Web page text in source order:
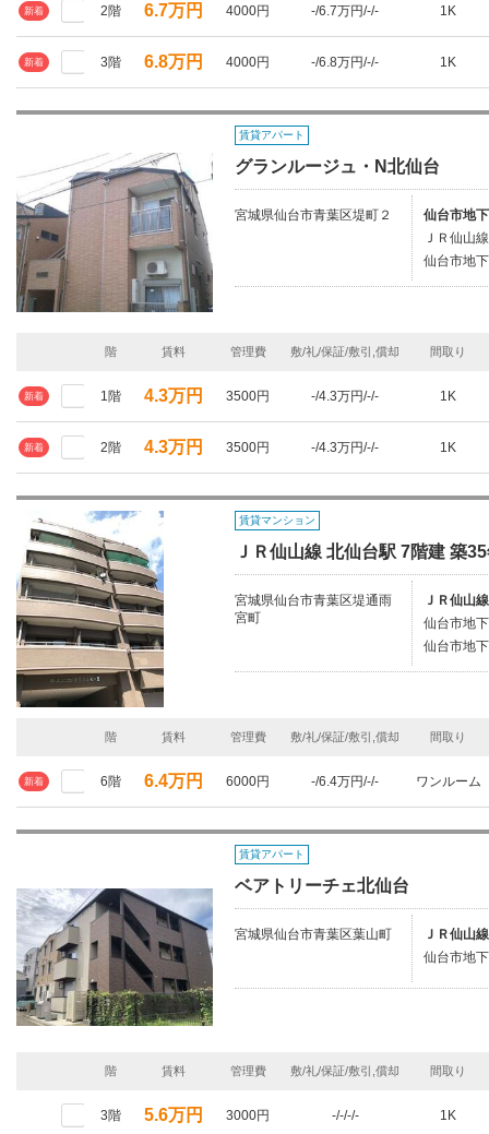
新着 2階 6.7万円 4000円 -/6.7万円/-/- 1K
新着 3階 6.8万円 4000円 -/6.8万円/-/- 1K
賃貸アパート
グランルージュ・N北仙台
宮城県仙台市青葉区堤町２
仙台市地
ＪＲ仙山
仙台市地
階 賃料 管理費 敷/礼/保証/敷引,償却 間取り
新着 1階 4.3万円 3500円 -/4.3万円/-/- 1K
新着 2階 4.3万円 3500円 -/4.3万円/-/- 1K
賃貸マンション
ＪＲ仙山線 北仙台駅 7階建 築
宮城県仙台市青葉区堤通雨
宮町
ＪＲ仙山
仙台市地
仙台市地
階 賃料 管理費 敷/礼/保証/敷引,償却 間取り
新着 6階 6.4万円 6000円 -/6.4万円/-/- ワンルーム
賃貸アパート
ベアトリーチェ北仙台
宮城県仙台市青葉区葉山町
ＪＲ仙山
仙台市地
階 賃料 管理費 敷/礼/保証/敷引,償却 間取り
3階 5.6万円 3000円 -/-/-/- 1K